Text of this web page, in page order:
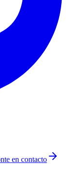
en contacto